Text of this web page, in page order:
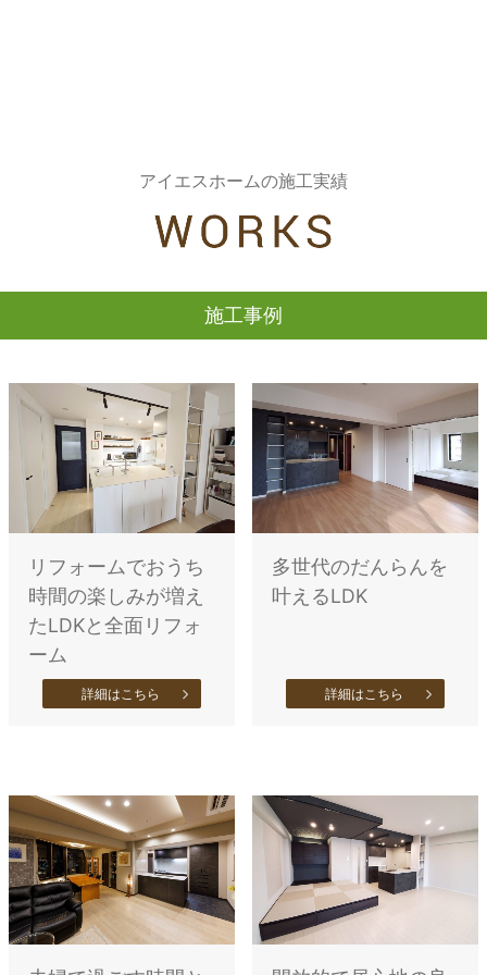
アイエスホームの施工実績
施工事例
リフォームでおうち
時間の楽しみが増え
たLDKと全面リフォ
ーム
詳細はこちら
多世代のだんらんを
叶えるLDK
詳細はこちら